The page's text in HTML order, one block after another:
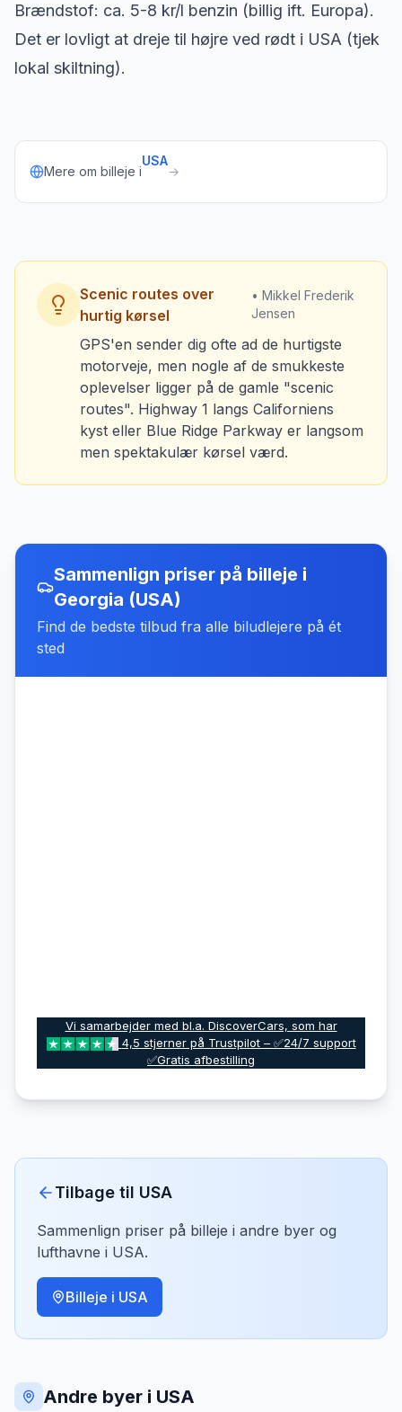
Brændstof: ca. 5-8 kr/l benzin (billig ift. Europa).
Det er lovligt at dreje til højre ved rødt i USA (tjek
lokal skiltning).
Mere om billeje i
USA
→
Scenic routes over
hurtig kørsel
• Mikkel Frederik
Jensen
GPS'en sender dig ofte ad de hurtigste
motorveje, men nogle af de smukkeste
oplevelser ligger på de gamle "scenic
routes". Highway 1 langs Californiens
kyst eller Blue Ridge Parkway er langsom
men spektakulær kørsel værd.
Sammenlign priser på billeje i
Georgia (USA)
Find de bedste tilbud fra alle biludlejere på ét
sted
Vi samarbejder med bl.a. DiscoverCars, som har
4,5 stjerner på Trustpilot – ✅24/7 support
✅Gratis afbestilling
Tilbage til USA
Sammenlign priser på billeje i andre byer og
lufthavne i USA.
Billeje i USA
Andre byer i USA